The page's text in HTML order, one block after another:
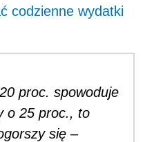
codzienne wydatki
proc. spowoduje
o 25 proc., to
się –